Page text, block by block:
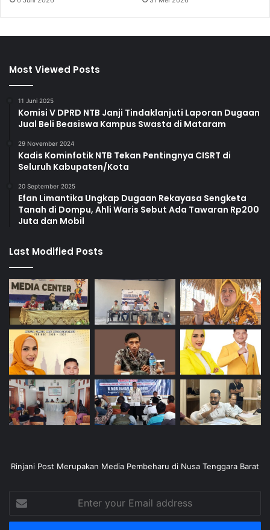
Most Viewed Posts
11 Juni 2025
Komisi V DPRD NTB Janji Tindaklanjuti Laporan Dugaan
Jual Beli Beasiswa Kampus Swasta di Mataram
29 November 2024
Kadis Kominfotik NTB Tekan Pentingnya CISRT di
Seluruh Kabupaten/Kota
20 September 2025
Efan Limantika Ungkap Dugaan Rekayasa Sengketa
Tanah di Dompu, Ahli Waris Sebut Ada Tawaran Rp200
Juta dan Mobil
Last Modified Posts
Rinjani Post Merupakan Media Pembeharu di Nusa Tenggara Barat
your
Email